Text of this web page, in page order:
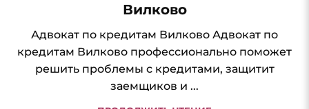
Вилково
Адвокат по кредитам Вилково Адвокат по
кредитам Вилково профессионально поможет
решить проблемы с кредитами, защитит
заемщиков и ...